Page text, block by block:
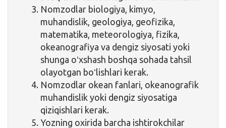
Nomzodlar biologiya, kimyo,
muhandislik, geologiya, geofizika,
matematika, meteorologiya, fizika,
okeanografiya va dengiz siyosati yoki
shunga oʻxshash boshqa sohada tahsil
olayotgan boʻlishlari kerak.
Nomzodlar okean fanlari, okeanografik
muhandislik yoki dengiz siyosatiga
qiziqishlari kerak.
Yozning oxirida barcha ishtirokchilar